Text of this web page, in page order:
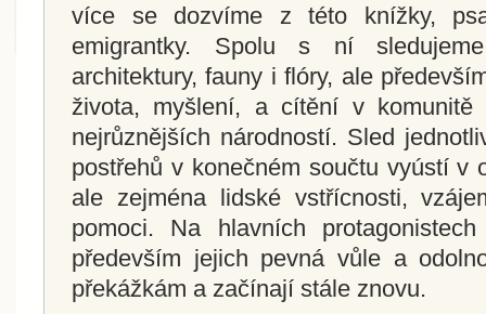
více se dozvíme z této knížky,
emigrantky. Spolu s ní
architektury, fauny i flóry, ale
života, myšlení, a cítění v komunitě
nejrůznějších národností. Sled
postřehů v konečném součtu vyústí v
ale zejména lidské vstřícnosti,
pomoci. Na hlavních
především jejich pevná vůle a
překážkám a začínají stále znovu.